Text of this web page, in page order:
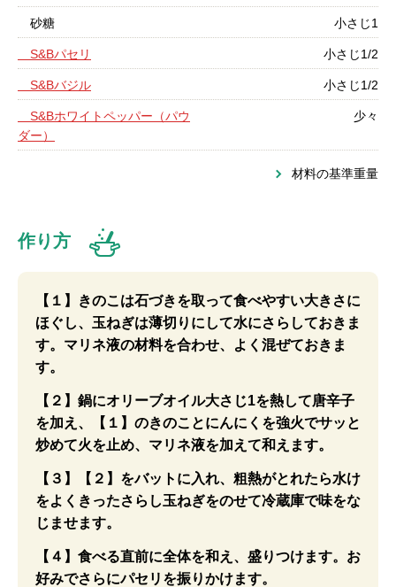
砂糖 小さじ1
S&Bパセリ 小さじ1/2
S&Bバジル 小さじ1/2
S&Bホワイトペッパー（パウ
ダー）
少々
材料の基準重量
作り方
【１】きのこは石づきを取って食べやすい大きさに
ほぐし、玉ねぎは薄切りにして水にさらしておきま
す。マリネ液の材料を合わせ、よく混ぜておきま
す。
【２】鍋にオリーブオイル大さじ1を熱して唐辛子
を加え、【１】のきのことにんにくを強火でサッと
炒めて火を止め、マリネ液を加えて和えます。
【３】【２】をバットに入れ、粗熱がとれたら水け
をよくきったさらし玉ねぎをのせて冷蔵庫で味をな
じませます。
【４】食べる直前に全体を和え、盛りつけます。お
好みでさらにパセリを振りかけます。